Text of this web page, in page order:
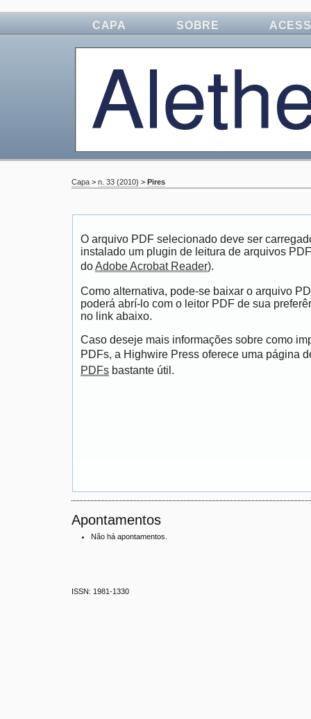
CAPA SOBRE
Capa > n. 33 (2010) > Pires
O arquivo PDF selecionado deve ser
instalado um plugin de leitura de arquivos
doAdobe Acrobat Reader).
Como alternativa, pode-se baixar o arquivo
poderá abrí-lo com o leitor PDF de sua
no link abaixo.
Caso deseje mais informações sobre como
PDFs, a Highwire Press oferece uma página
PDFs bastante útil.
Apontamentos
Não há apontamentos.
ISSN: 1981-1330